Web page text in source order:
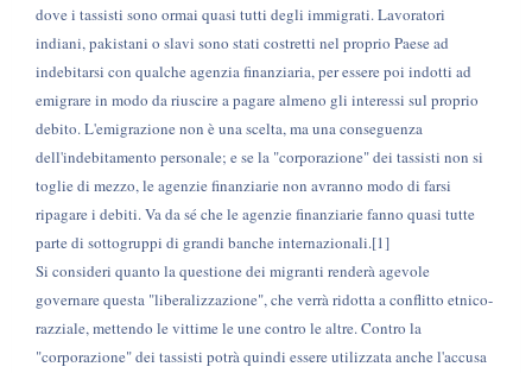
dove i tassisti sono ormai quasi tutti degli immigrati. Lavoratori
indiani, pakistani o slavi sono stati costretti nel proprio Paese ad
indebitarsi con qualche agenzia finanziaria, per essere poi indotti ad
emigrare in modo da riuscire a pagare almeno gli interessi sul proprio
debito. L'emigrazione non è una scelta, ma una conseguenza
dell'indebitamento personale; e se la "corporazione" dei tassisti non si
toglie di mezzo, le agenzie finanziarie non avranno modo di farsi
ripagare i debiti. Va da sé che le agenzie finanziarie fanno quasi tutte
parte di sottogruppi di grandi banche internazionali.[1]
Si consideri quanto la questione dei migranti renderà agevole
governare questa "liberalizzazione", che verrà ridotta a conflitto etnico-
razziale, mettendo le vittime le une contro le altre. Contro la
"corporazione" dei tassisti potrà quindi essere utilizzata anche l'accusa